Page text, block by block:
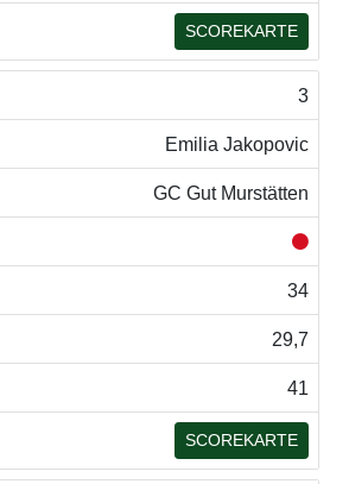
SCOREKARTE
3
Emilia Jakopovic
GC Gut Murstätten
34
29,7
41
SCOREKARTE